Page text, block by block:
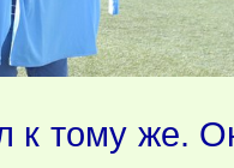
к тому же.